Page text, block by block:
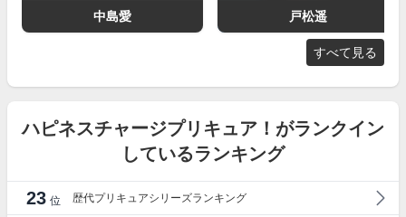
中島愛 戸松遥
すべて見る
ハピネスチャージプリキュア！がランクイン
しているランキング
23 位 歴代プリキュアシリーズランキング